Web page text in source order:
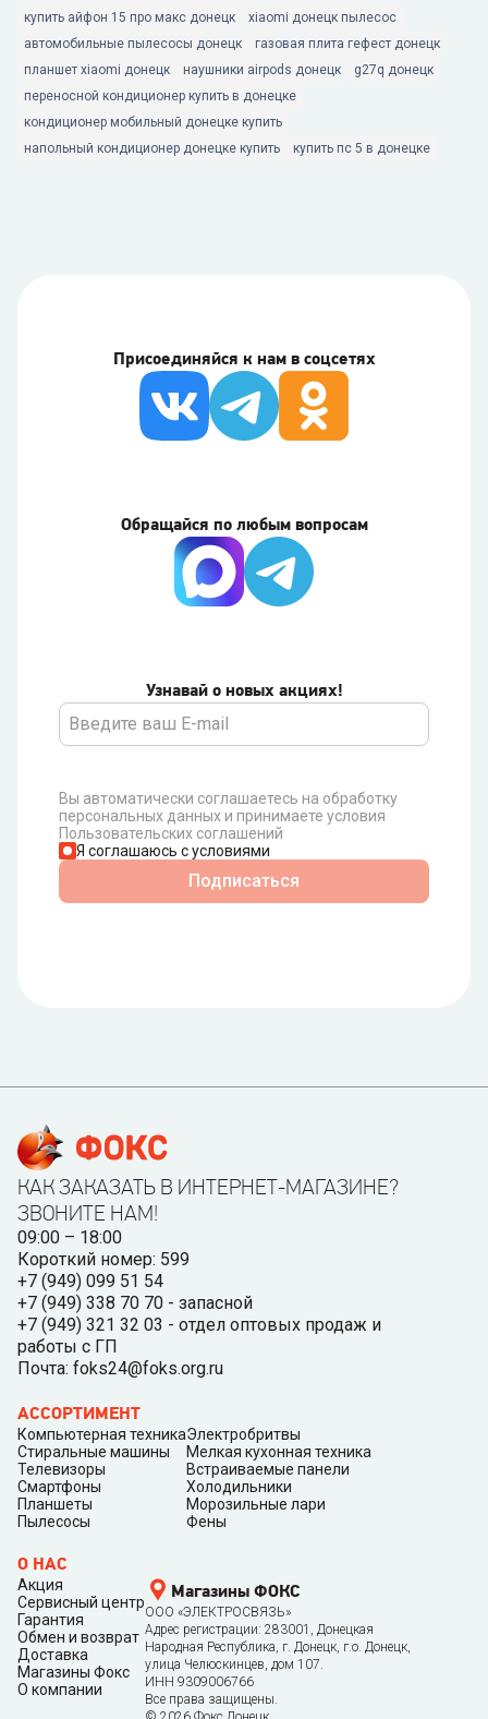
купить айфон 15 про макс донецк
xiaomi донецк пылесос
автомобильные пылесосы донецк
газовая плита гефест донецк
планшет xiaomi донецк
наушники airpods донецк
g27q донецк
переносной кондиционер купить в донецке
кондиционер мобильный донецке купить
напольный кондиционер донецке купить
купить пс 5 в донецке
Присоединяйся к нам в соцсетях
Узнавай о новых акциях!
Вы автоматически соглашаетесь на обработку
персональных данных и принимаете условия
Пользовательских соглашений
Я соглашаюсь с условиями
Подписаться
Обращайся по любым вопросам
КАК ЗАКАЗАТЬ В ИНТЕРНЕТ-МАГАЗИНЕ?
ЗВОНИТЕ НАМ!
09:00 – 18:00
Короткий номер: 599
+7 (949) 099 51 54
+7 (949) 338 70 70 - запасной
+7 (949) 321 32 03 - отдел оптовых продаж и
работы с ГП
Почта: foks24@foks.org.ru
АССОРТИМЕНТ
Компьютерная техника
Стиральные машины
Телевизоры
Смартфоны
Планшеты
Пылесосы
Электробритвы
Мелкая кухонная техника
Встраиваемые панели
Холодильники
Морозильные лари
Фены
О НАС
Акция
Сервисный центр
Гарантия
Обмен и возврат
Доставка
Магазины Фокс
О компании
Магазины ФОКС
ООО «ЭЛЕКТРОСВЯЗЬ»
Адрес регистрации: 283001, Донецкая
Народная Республика, г. Донецк, г.о. Донецк,
улица Челюскинцев, дом 107.
ИНН 9309006766
Все права защищены.